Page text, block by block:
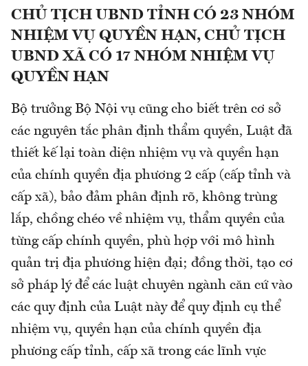
CHỦ TỊCH UBND TỈNH CÓ 23 NHÓM
NHIỆM VỤ QUYỀN HẠN, CHỦ TỊCH
UBND XÃ CÓ 17 NHÓM NHIỆM VỤ
QUYỀN HẠN
Bộ trưởng Bộ Nội vụ cũng cho biết trên cơ sở
các nguyên tắc phân định thẩm quyền, Luật đã
thiết kế lại toàn diện nhiệm vụ và quyền hạn
của chính quyền địa phương 2 cấp (cấp tỉnh và
cấp xã), bảo đảm phân định rõ, không trùng
lắp, chồng chéo về nhiệm vụ, thẩm quyền của
từng cấp chính quyền, phù hợp với mô hình
quản trị địa phương hiện đại; đồng thời, tạo cơ
sở pháp lý để các luật chuyên ngành căn cứ vào
các quy định của Luật này để quy định cụ thể
nhiệm vụ, quyền hạn của chính quyền địa
phương cấp tỉnh, cấp xã trong các lĩnh vực